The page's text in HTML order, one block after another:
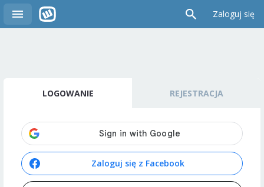
Zaloguj się
LOGOWANIE REJESTRACJA
Zaloguj się z Facebook